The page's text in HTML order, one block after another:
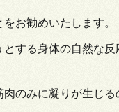
お勧めいたします。
する身体の自然な
のみに凝りが生じ